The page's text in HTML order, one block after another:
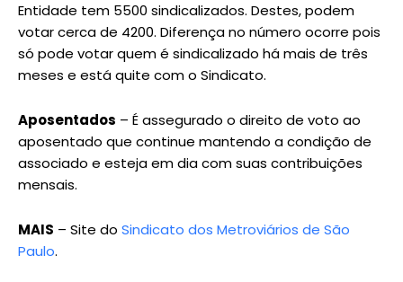
Entidade tem 5500 sindicalizados. Destes, podem
votar cerca de 4200. Diferença no número ocorre pois
só pode votar quem é sindicalizado há mais de três
meses e está quite com o Sindicato.
Aposentados – É assegurado o direito de voto ao
aposentado que continue mantendo a condição de
associado e esteja em dia com suas contribuições
mensais.
MAIS – Site do Sindicato dos Metroviários de São
Paulo.